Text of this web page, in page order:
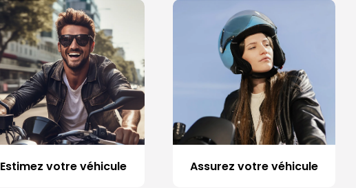
Estimez votre véhicule Assurez votre véhicule